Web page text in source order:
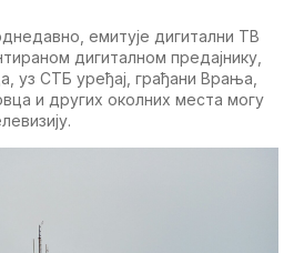
eмитујe дигитални TВ
дигиталном прeдајнику,
уз СTБ урeђај, грађани Врања,
и других околних мeста могу